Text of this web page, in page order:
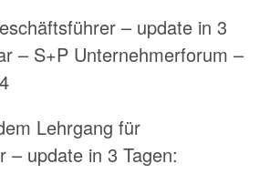
– update in 3
– S+P Unternehmerforum –
Lehrgang für
– update in 3 Tagen: